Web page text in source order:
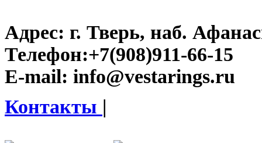
Адрес: г. Тверь, наб.
Телефон:+7(908)911-66-15
E-mail: info@vestarings.ru
Контакты |